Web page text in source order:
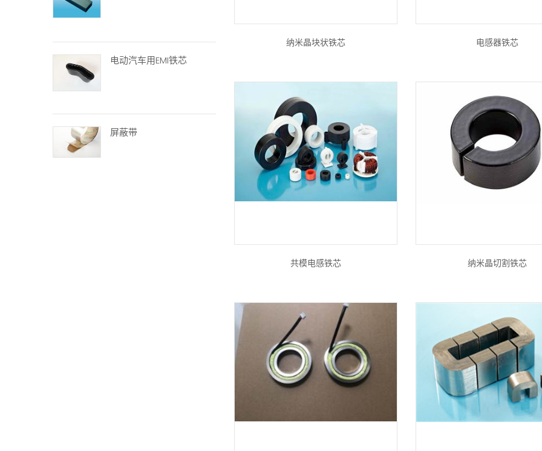
电动汽车用EMI铁芯
屏蔽带
纳米晶块状铁芯 电感器铁芯
共模电感铁芯 纳米晶切割铁芯